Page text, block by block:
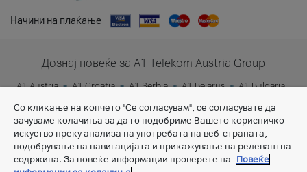
Начини на плаќање
Дознај повеќе за A1 Telekom Austria Group
A1 Austria A1 Croatia A1 Serbia A1 Belarus
A1 Bulgaria
Со кликање на копчето "Се согласувам", се согласувате да
зачуваме колачиња за да го подобриме Вашето корисничко
искуство преку анализа на употребата на веб-страната,
подобрување на навигацијата и прикажување на релевантна
содржина. За повеќе информации проверете на
Повеќе